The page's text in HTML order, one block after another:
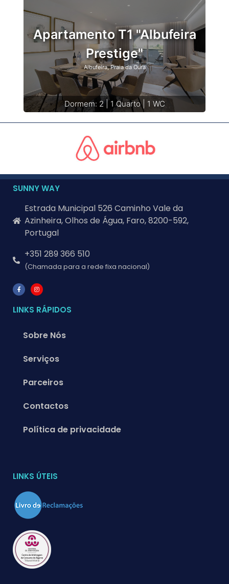
Apartamento T1 "Albufeira
Prestige"
Albufeira, Praia da Oura
Dormem: 2 | 1 Quarto | 1 WC
SUNNY WAY
Estrada Municipal 526 Caminho Vale da
Azinheira, Olhos de Água, Faro, 8200-592,
Portugal
+351 289 366 510
(Chamada para a rede fixa nacional)
LINKS RÁPIDOS
Sobre Nós
Serviços
Parceiros
Contactos
Política de privacidade
LINKS ÚTEIS